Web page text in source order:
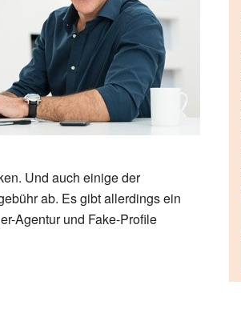
Und auch einige der
ab. Es gibt allerdings ein
Agentur und Fake-Profile